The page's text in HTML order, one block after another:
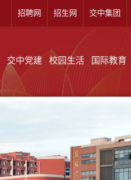
交中集团
招生网
招聘网
交中党建 校园生活 国际教育